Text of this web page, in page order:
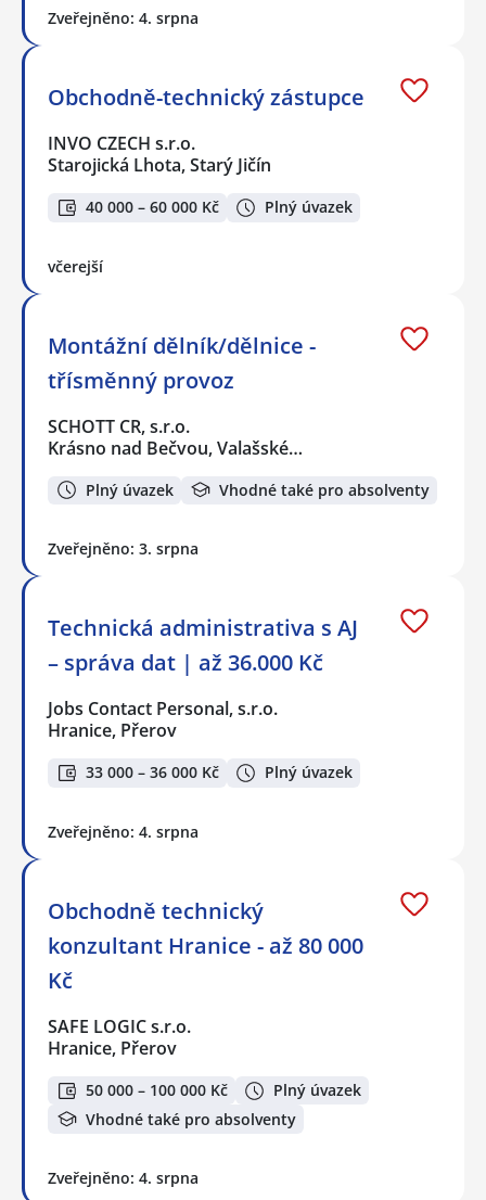
Zveřejněno: 4. srpna
Obchodně-technický zástupce
INVO CZECH s.r.o.
Starojická Lhota, Starý Jičín
40 000 – 60 000 Kč Plný úvazek
včerejší
Montážní dělník/dělnice -
třísměnný provoz
SCHOTT CR, s.r.o.
Krásno nad Bečvou, Valašské…
Plný úvazek Vhodné také pro absolventy
Zveřejněno: 3. srpna
Technická administrativa s AJ
– správa dat | až 36.000 Kč
Jobs Contact Personal, s.r.o.
Hranice, Přerov
33 000 – 36 000 Kč Plný úvazek
Zveřejněno: 4. srpna
Obchodně technický
konzultant Hranice - až 80 000
Kč
SAFE LOGIC s.r.o.
Hranice, Přerov
50 000 – 100 000 Kč
Plný úvazek
Vhodné také pro absolventy
Zveřejněno: 4. srpna